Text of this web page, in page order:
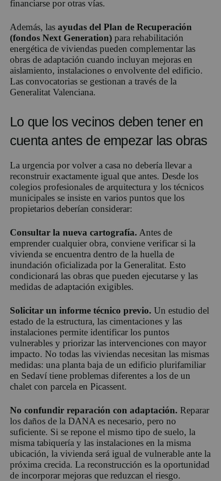
financiarse por otras vías.
Además, las ayudas del Plan de Recuperación
(fondos Next Generation) para rehabilitación
energética de viviendas pueden complementar las
obras de adaptación cuando incluyan mejoras en
aislamiento, instalaciones o envolvente del edificio.
Las convocatorias se gestionan a través de la
Generalitat Valenciana.
Lo que los vecinos deben tener en
cuenta antes de empezar las obras
La urgencia por volver a casa no debería llevar a
reconstruir exactamente igual que antes. Desde los
colegios profesionales de arquitectura y los técnicos
municipales se insiste en varios puntos que los
propietarios deberían considerar:
Consultar la nueva cartografía. Antes de
emprender cualquier obra, conviene verificar si la
vivienda se encuentra dentro de la huella de
inundación oficializada por la Generalitat. Esto
condicionará las obras que pueden ejecutarse y las
medidas de adaptación exigibles.
Solicitar un informe técnico previo. Un estudio del
estado de la estructura, las cimentaciones y las
instalaciones permite identificar los puntos
vulnerables y priorizar las intervenciones con mayor
impacto. No todas las viviendas necesitan las mismas
medidas: una planta baja de un edificio plurifamiliar
en Sedaví tiene problemas diferentes a los de un
chalet con parcela en Picassent.
No confundir reparación con adaptación. Reparar
los daños de la DANA es necesario, pero no
suficiente. Si se repone el mismo tipo de suelo, la
misma tabiquería y las instalaciones en la misma
ubicación, la vivienda será igual de vulnerable ante la
próxima crecida. La reconstrucción es la oportunidad
de incorporar mejoras que reduzcan el riesgo.